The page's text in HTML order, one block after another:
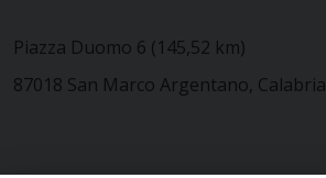
Piazza Duomo 6 (145,52 km)
87018 San Marco Argentano, Calabria